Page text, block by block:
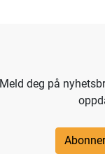
Meld deg på